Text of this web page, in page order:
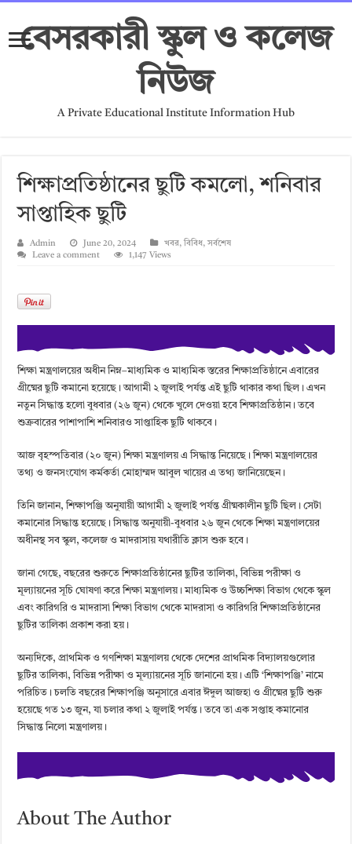
বেসরকারী স্কুল ও কলেজ
নিউজ
A Private Educational Institute Information Hub
শিক্ষাপ্রতিষ্ঠানের ছুটি কমলো, শনিবার
সাপ্তাহিক ছুটি
Admin June 20, 2024 খবর,বিবিধ,সর্বশেষ
Leave a comment
1,147 Views
শিক্ষা মন্ত্রণালয়ের অধীন নিম্ন–মাধ্যমিক ও মাধ্যমিক স্তরের শিক্ষাপ্রতিষ্ঠানে এবারের
গ্রীষ্মের ছুটি কমানো হয়েছে। আগামী ২ জুলাই পর্যন্ত এই ছুটি থাকার কথা ছিল। এখন
নতুন সিদ্ধান্ত হলো বুধবার (২৬ জুন) থেকে খুলে দেওয়া হবে শিক্ষাপ্রতিষ্ঠান। তবে
শুক্রবারের পাশাপাশি শনিবারও সাপ্তাহিক ছুটি থাকবে।
আজ বৃহস্পতিবার(২০ জুন)শিক্ষা মন্ত্রণালয় এ সিদ্ধান্ত নিয়েছে। শিক্ষা মন্ত্রণালয়ের
তথ্য ও জনসংযোগ কর্মকর্তা মোহাম্মদ আবুল খায়ের এ তথ্য জানিয়েছেন।
তিনি জানান, শিক্ষাপঞ্জি অনুযায়ী আগামী ২ জুলাই পর্যন্ত গ্রীষ্মকালীন ছুটি ছিল। সেটা
কমানোর সিদ্ধান্ত হয়েছে। সিদ্ধান্ত অনুযায়ী-বুধবার ২৬ জুন থেকে শিক্ষা মন্ত্রণালয়ের
অধীনস্থ সব স্কুল, কলেজ ও মাদরাসায় যথারীতি ক্লাস শুরু হবে।
জানা গেছে, বছরের শুরুতে শিক্ষাপ্রতিষ্ঠানের ছুটির তালিকা, বিভিন্ন পরীক্ষা ও
মূল্যায়নের সূচি ঘোষণা করে শিক্ষা মন্ত্রণালয়। মাধ্যমিক ও উচ্চশিক্ষা বিভাগ থেকে স্কুল
এবং কারিগরি ও মাদরাসা শিক্ষা বিভাগ থেকে মাদরাসা ও কারিগরি শিক্ষাপ্রতিষ্ঠানের
ছুটির তালিকা প্রকাশ করা হয়।
অন্যদিকে, প্রাথমিক ও গণশিক্ষা মন্ত্রণালয় থেকে দেশের প্রাথমিক বিদ্যালয়গুলোর
ছুটির তালিকা, বিভিন্ন পরীক্ষা ও মূল্যায়নের সূচি জানানো হয়। এটি ‘শিক্ষাপঞ্জি’ নামে
পরিচিত। চলতি বছরের শিক্ষাপঞ্জি অনুসারে এবার ঈদুল আজহা ও গ্রীষ্মের ছুটি শুরু
হয়েছে গত ১৩ জুন, যা চলার কথা ২ জুলাই পর্যন্ত। তবে তা এক সপ্তাহ কমানোর
সিদ্ধান্ত নিলো মন্ত্রণালয়।
About The Author